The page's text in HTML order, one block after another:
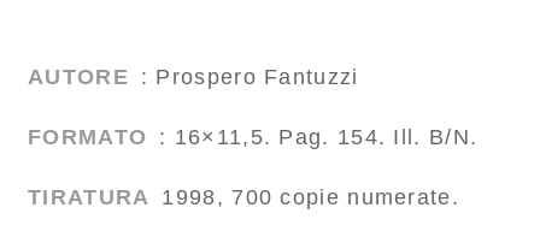
AUTORE : Prospero Fantuzzi
FORMATO : 16×11,5. Pag. 154. Ill. B/N.
TIRATURA 1998, 700 copie numerate.